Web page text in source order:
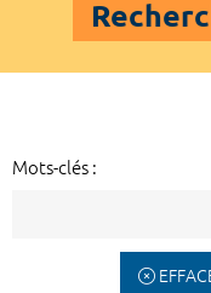
Mots-clés :